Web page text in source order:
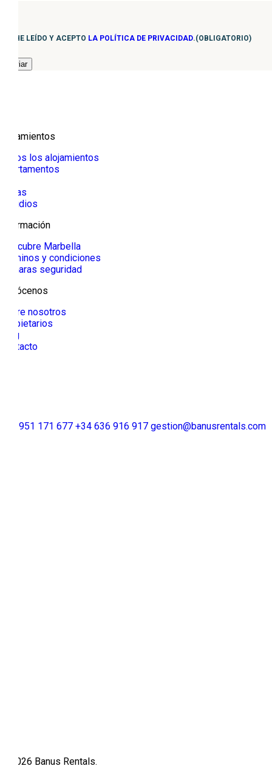
Consentimiento(Obligatorio)
HE LEÍDO Y ACEPTO LA POLÍTICA DE PRIVACIDAD.(OBLIGATORIO)
Alojamientos
Todos los alojamientos
Apartamentos
Casas
Estudios
Información
Descubre Marbella
Términos y condiciones
Cámaras seguridad
Conócenos
Sobre nosotros
Propietarios
Blog
Contacto
+34 951 171 677 +34 636 916 917 gestion@banusrentals.com
© 2026 Banus Rentals.